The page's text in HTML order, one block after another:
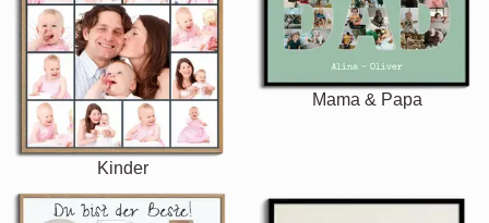
Kinder
Mama & Papa